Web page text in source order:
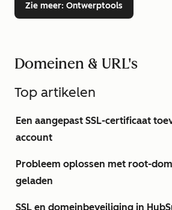
Zie meer: Ontwerptools
Domeinen & URL's
Top artikelen
Een aangepast SSL-certificaat
account
Probleem oplossen met root-
geladen
SSL en domeinbeveiliging in